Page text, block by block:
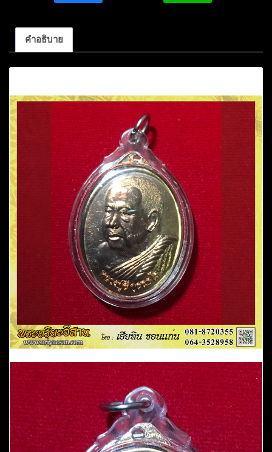
รุ่น
เนื้อ
ฝา
บาตร
ปี2555
วัด
ภูผา
แดง
อ.
หนองวัวซอ
อุดรธานี
ชิ้น
คำอธิบาย